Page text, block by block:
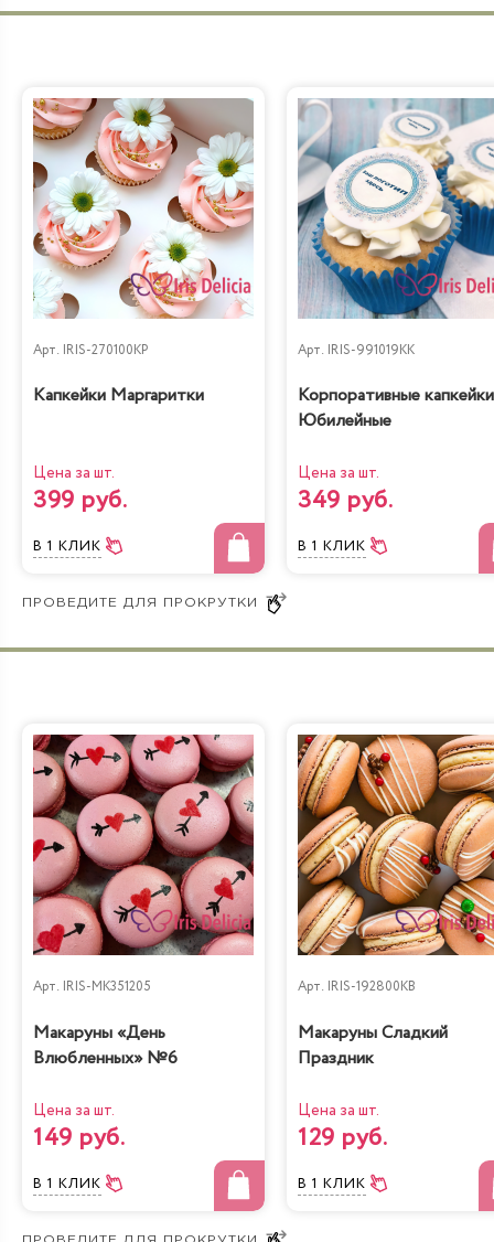
Арт. IRIS-270100KP
Капкейки Маргаритки
Цена за шт.
399 руб.
В 1 КЛИК
Арт. IRIS-991019KK
Корпоративные капкейки
Юбилейные
Цена за шт.
349 руб.
В 1 КЛИК
Арт. IRIS-MK351205
Макаруны «День
Влюбленных» №6
Цена за шт.
149 руб.
В 1 КЛИК
Арт. IRIS-192800KB
Макаруны Сладкий
Праздник
Цена за шт.
129 руб.
В 1 КЛИК